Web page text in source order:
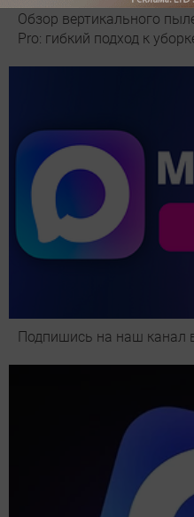
Обзор вертикального
Pro: гибкий подход к
Подпишись на наш канал